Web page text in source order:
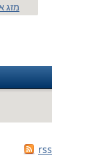
מזג
rss